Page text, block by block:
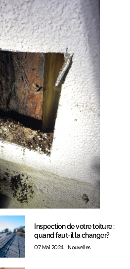
Inspection de votre toiture :
quand faut-il la changer?
07 Mai 2024 Nouvelles